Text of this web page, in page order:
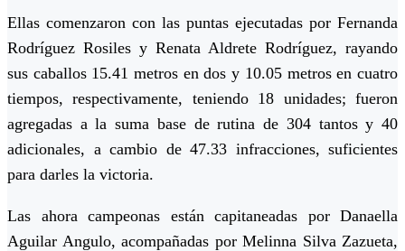
Ellas comenzaron con las puntas ejecutadas por Fernanda
Rodríguez Rosiles y Renata Aldrete Rodríguez, rayando
sus caballos 15.41 metros en dos y 10.05 metros en cuatro
tiempos, respectivamente, teniendo 18 unidades; fueron
agregadas a la suma base de rutina de 304 tantos y 40
adicionales, a cambio de 47.33 infracciones, suficientes
para darles la victoria.
Las ahora campeonas están capitaneadas por Danaella
Aguilar Angulo, acompañadas por Melinna Silva Zazueta,